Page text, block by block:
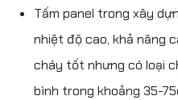
Tấm panel trong xây
nhiệt độ cao, khả năng
cháy tốt nhưng có loại
bình trong khoảng 35-